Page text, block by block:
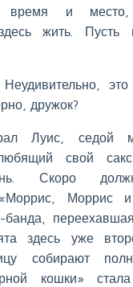
время и
жить.
дружок?
Луис, седой
свой
Скоро
Моррис и
банда,
здесь уже
собирают
кошки»